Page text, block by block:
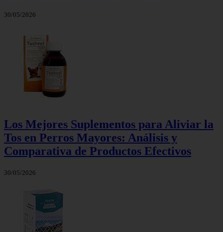
30/05/2026
Los Mejores Suplementos para Aliviar la
Tos en Perros Mayores: Análisis y
Comparativa de Productos Efectivos
30/05/2026